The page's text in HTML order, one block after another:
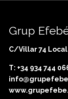
Grup
C/Villar 74
T: +34 934 744